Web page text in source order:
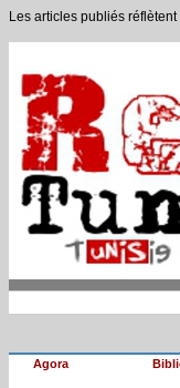
Les articles publiés
Agora